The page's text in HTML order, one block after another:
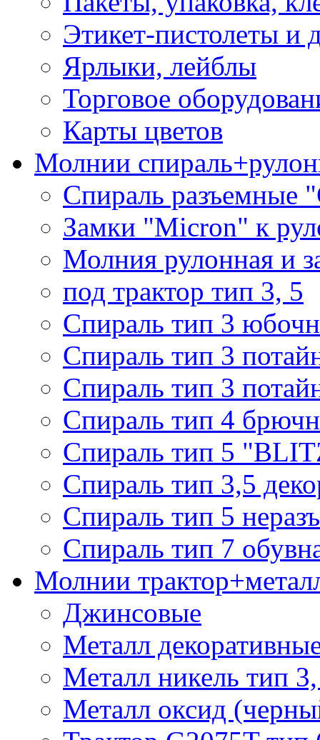
Этикет-пистолеты и
Ярлыки, лейблы
Торговое
Карты цветов
Молнии
Спираль разъемные
Замки "Micron" к
Молния рулонная и
под трактор тип 3, 5
Спираль тип 3
Спираль тип 3
Спираль тип 3
Спираль тип 4
Спираль тип 5
Спираль тип 3,5
Спираль тип 5
Спираль тип 7
Молнии
Джинсовые
Металл
Металл никель тип
Металл оксид